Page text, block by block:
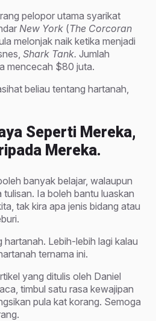
pelopor utama syarikat
New York (The Corcoran
melonjak naik ketika menjadi
Shark Tank. Jumlah
mencecah $80 juta.
beliau tentang hartanah,
Seperti Mereka,
Mereka.
banyak belajar, walaupun
Ia boleh bantu luaskan
tak kira apa jenis bidang atau
hartanah. Lebih-lebih lagi kalau
ternama ini.
yang ditulis oleh Daniel
timbul satu rasa kewajipan
pula kat korang. Semoga